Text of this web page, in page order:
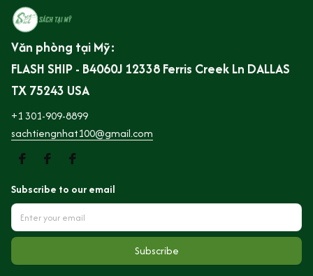
Văn phòng tại Mỹ:
FLASH SHIP - B4060J 12338 Ferris Creek Ln DALLAS
TX 75243 USA
+1 301-909-8899
sachtiengnhat100@gmail.com
Subscribe to our email
Subscribe